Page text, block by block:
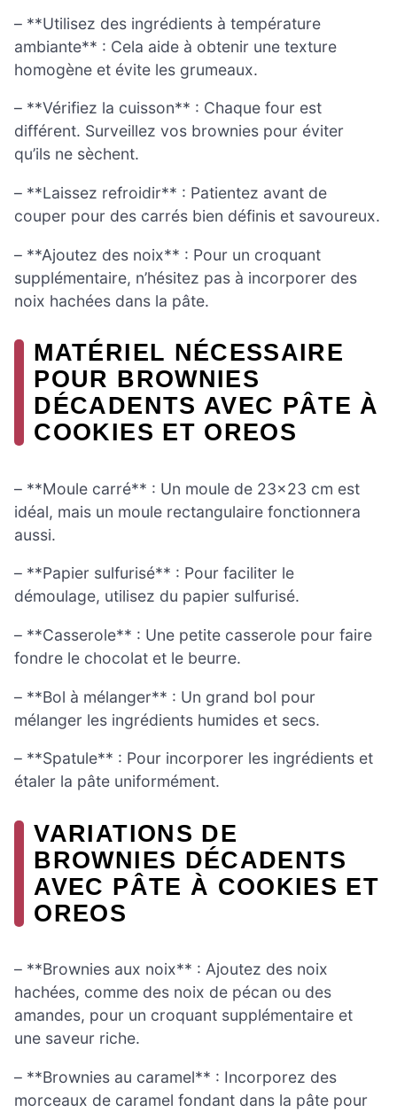
– **Utilisez des ingrédients à température
ambiante** : Cela aide à obtenir une texture
homogène et évite les grumeaux.
– **Vérifiez la cuisson** : Chaque four est
différent. Surveillez vos brownies pour éviter
qu’ils ne sèchent.
– **Laissez refroidir** : Patientez avant de
couper pour des carrés bien définis et savoureux.
– **Ajoutez des noix** : Pour un croquant
supplémentaire, n’hésitez pas à incorporer des
noix hachées dans la pâte.
MATÉRIEL NÉCESSAIRE
POUR BROWNIES
DÉCADENTS AVEC PÂTE À
COOKIES ET OREOS
– **Moule carré** : Un moule de 23×23 cm est
idéal, mais un moule rectangulaire fonctionnera
aussi.
– **Papier sulfurisé** : Pour faciliter le
démoulage, utilisez du papier sulfurisé.
– **Casserole** : Une petite casserole pour faire
fondre le chocolat et le beurre.
– **Bol à mélanger** : Un grand bol pour
mélanger les ingrédients humides et secs.
– **Spatule** : Pour incorporer les ingrédients et
étaler la pâte uniformément.
VARIATIONS DE
BROWNIES DÉCADENTS
AVEC PÂTE À COOKIES ET
OREOS
– **Brownies aux noix** : Ajoutez des noix
hachées, comme des noix de pécan ou des
amandes, pour un croquant supplémentaire et
une saveur riche.
– **Brownies au caramel** : Incorporez des
morceaux de caramel fondant dans la pâte pour